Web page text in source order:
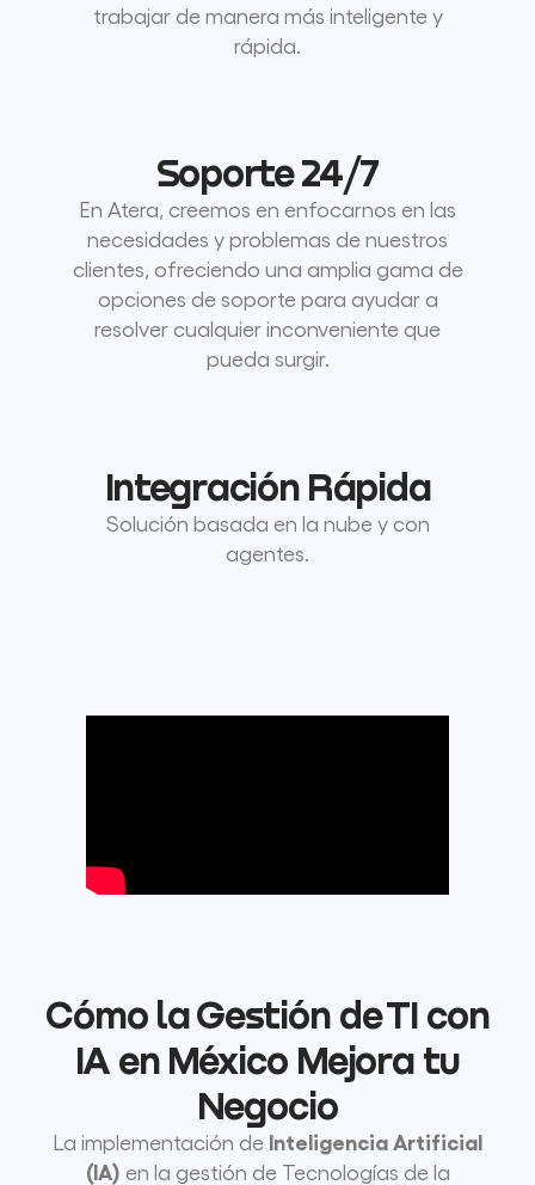
trabajar de manera más inteligente y
rápida.
Soporte 24/7
En Atera, creemos en enfocarnos en las
necesidades y problemas de nuestros
clientes, ofreciendo una amplia gama de
opciones de soporte para ayudar a
resolver cualquier inconveniente que
pueda surgir.
Integración Rápida
Solución basada en la nube y con
agentes.
Cómo la Gestión de TI con
IA en México Mejora tu
Negocio
La implementación de Inteligencia Artificial
(IA) en la gestión de Tecnologías de la